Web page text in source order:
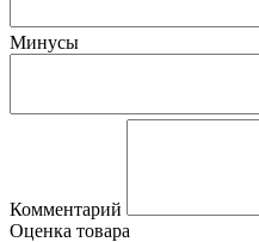
Минусы
Комментарий
Оценка товара